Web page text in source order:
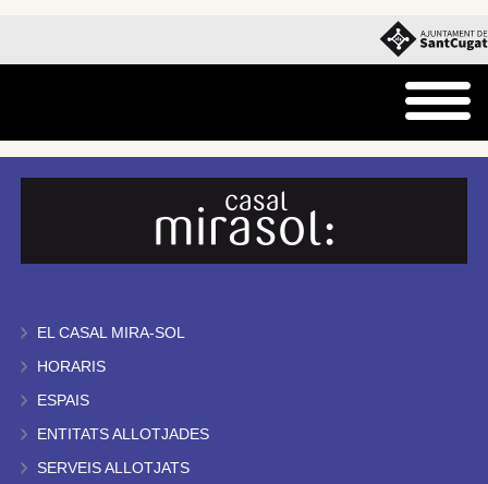
EL CASAL MIRA-SOL
HORARIS
ESPAIS
ENTITATS ALLOTJADES
SERVEIS ALLOTJATS